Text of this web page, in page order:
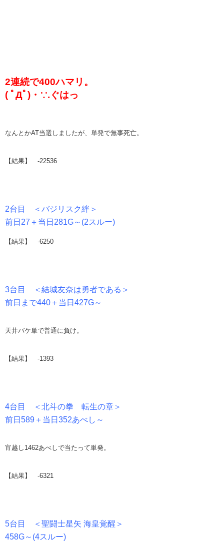
2連続で400ハマリ。
( ﾟДﾟ)・∵.ぐはっ
なんとかAT当選しましたが、単発で無事死亡。
【結果】 -22536
2台目 ＜バジリスク絆＞
前日27＋当日281G～(2スルー)
【結果】 -6250
3台目 ＜結城友奈は勇者である＞
前日まで440＋当日427G～
天井バケ単で普通に負け。
【結果】 -1393
4台目 ＜北斗の拳 転生の章＞
前日589＋当日352あべし～
宵越し1462あべしで当たって単発。
【結果】 -6321
5台目 ＜聖闘士星矢 海皇覚醒＞
458G～(4スルー)